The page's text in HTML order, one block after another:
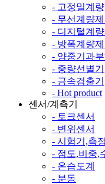
- 고정밀계량
- 무선계량
- 디지털계
- 방폭계량
- 양중기과
- 중량선별기
- 금속검출
- Hot product
센서/계측기
- 토크센서
- 변위센서
- 시험기,측정
- 점도,비중,
- 온습도계
- 분동